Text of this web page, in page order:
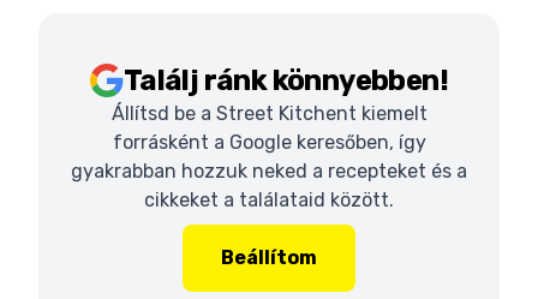
Találj ránk könnyebben!
Állítsd be a Street Kitchent kiemelt
forrásként a Google keresőben, így
gyakrabban hozzuk neked a recepteket és a
cikkeket a találataid között.
Beállítom